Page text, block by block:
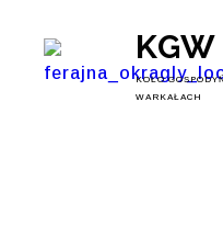
KOŁO
WARKAŁACH